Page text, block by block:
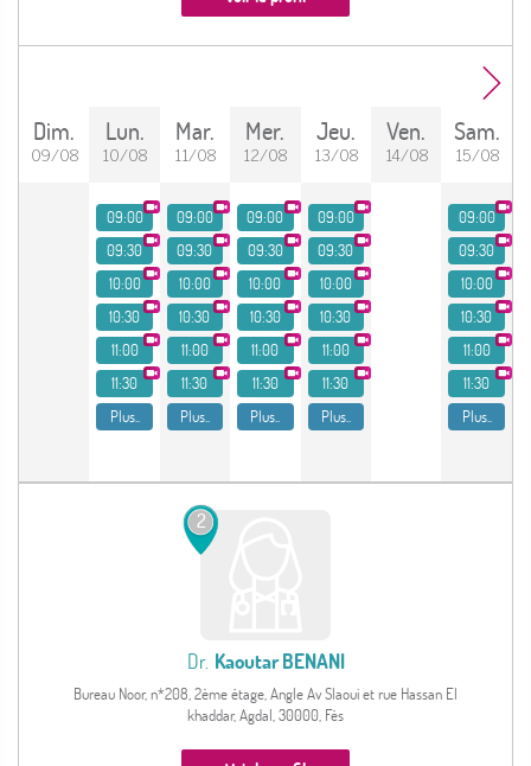
dim.
09/08
lun.
10/08
mar.
11/08
mer.
12/08
jeu.
13/08
ven.
14/08
sam.
15/08
09:00
09:30
10:00
10:30
11:00
11:30
Plus..
09:00
09:30
10:00
10:30
11:00
11:30
Plus..
09:00
09:30
10:00
10:30
11:00
11:30
Plus..
09:00
09:30
10:00
10:30
11:00
11:30
Plus..
09:00
09:30
10:00
10:30
11:00
11:30
Plus..
2
Dr. Kaoutar BENANI
Bureau Noor, n*208, 2ème étage, Angle Av Slaoui et rue Hassan El
khaddar, Agdal, 30000, Fès